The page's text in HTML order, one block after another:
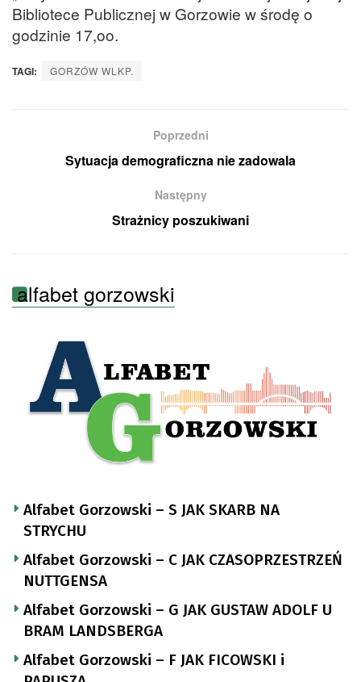
Bibliotece Publicznej w Gorzowie w środę o
godzinie 17,oo.
TAGI: GORZÓW WLKP.
Poprzedni
Sytuacja demograficzna nie zadowala
Następny
Strażnicy poszukiwani
alfabet gorzowski
Alfabet Gorzowski – S JAK SKARB NA
STRYCHU
Alfabet Gorzowski – C JAK CZASOPRZESTRZEŃ
NUTTGENSA
Alfabet Gorzowski – G JAK GUSTAW ADOLF U
BRAM LANDSBERGA
Alfabet Gorzowski – F JAK FICOWSKI i